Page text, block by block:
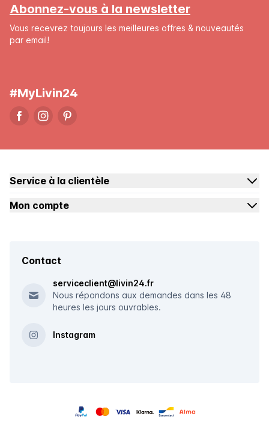
Abonnez-vous à la newsletter
Vous recevrez toujours les meilleures offres & nouveautés
par email!
#MyLivin24
Service à la clientèle
Mon compte
Contact
serviceclient@livin24.fr
Nous répondons aux demandes dans les 48
heures les jours ouvrables.
Instagram